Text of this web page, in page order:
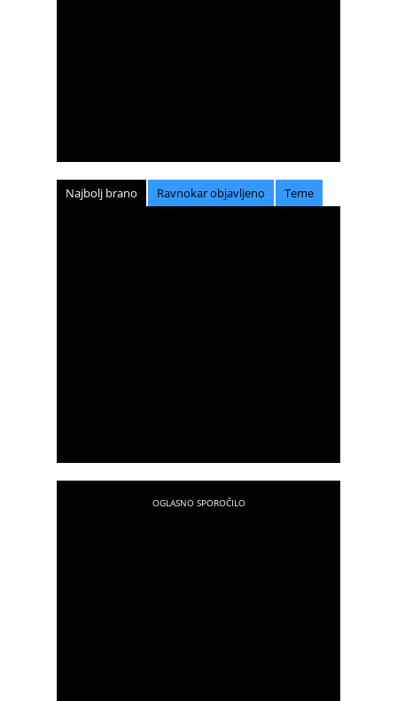
Najbolj brano Ravnokar objavljeno Teme